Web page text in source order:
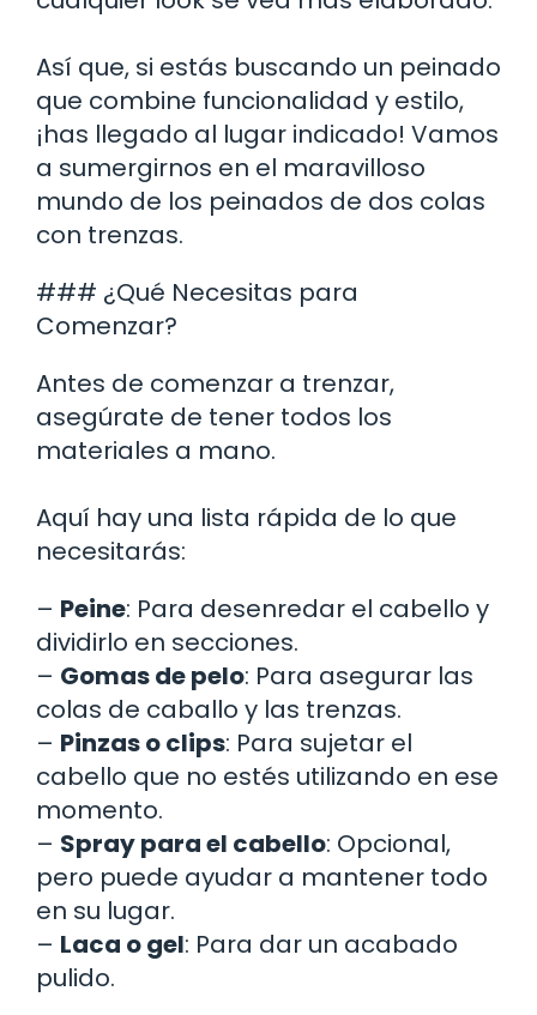
Así que, si estás buscando un peinado
que combine funcionalidad y estilo,
¡has llegado al lugar indicado! Vamos
a sumergirnos en el maravilloso
mundo de los peinados de dos colas
con trenzas.
### ¿Qué Necesitas para
Comenzar?
Antes de comenzar a trenzar,
asegúrate de tener todos los
materiales a mano.
Aquí hay una lista rápida de lo que
necesitarás:
– Peine: Para desenredar el cabello y
dividirlo en secciones.
– Gomas de pelo: Para asegurar las
colas de caballo y las trenzas.
– Pinzas o clips: Para sujetar el
cabello que no estés utilizando en ese
momento.
– Spray para el cabello: Opcional,
pero puede ayudar a mantener todo
en su lugar.
– Laca o gel: Para dar un acabado
pulido.